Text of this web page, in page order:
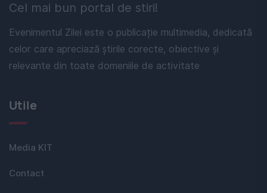
Cel mai bun portal de stiri!
Evenimentul Zilei este o publicație multimedia, dedicată
celor care apreciază știrile corecte, obiective și
relevante din toate domeniile de activitate
Utile
Media KIT
Contact